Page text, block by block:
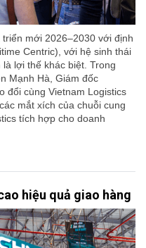
mới 2026–2030 với định
Centric), với hệ sinh thái
lợi thế khác biệt. Trong
Mạnh Hà, Giám đốc
đổi cùng Vietnam Logistics
mắt xích của chuỗi cung
tích hợp cho doanh
hiệu quả giao hàng